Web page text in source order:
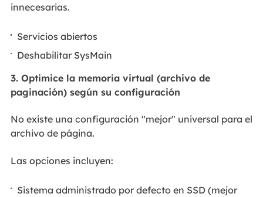
innecesarias.
Servicios abiertos
Deshabilitar SysMain
3. Optimice la memoria virtual (archivo de
paginación) según su configuración
No existe una configuración "mejor" universal para el
archivo de página.
Las opciones incluyen:
Sistema administrado por defecto en SSD (mejor